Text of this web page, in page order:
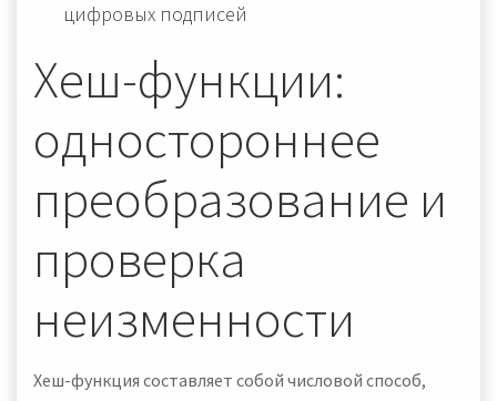
цифровых подписей
Хеш-функции:
одностороннее
преобразование и
проверка
неизменности
Хеш-функция составляет собой числовой способ,